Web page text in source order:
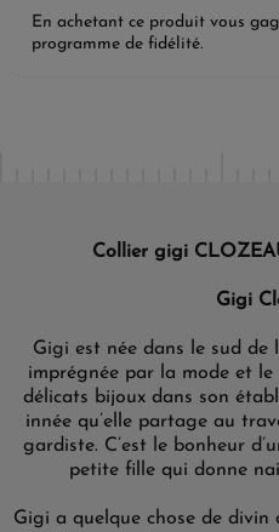
En achetant ce produit vous
programme de fidélité.
Collier gigi
Gigi
Gigi est née dans le sud de
imprégnée par la mode et le
délicats bijoux dans son
innée qu’elle partage au
gardiste. C’est le bonheur
petite fille qui donne
Gigi a quelque chose de divin